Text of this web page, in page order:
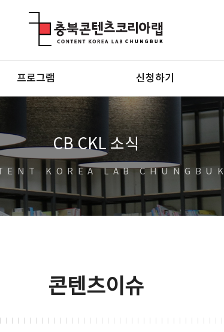
프로그램 신청하기
CB CKL 소식
KOREA LAB CHUNGBUK
콘텐츠이슈